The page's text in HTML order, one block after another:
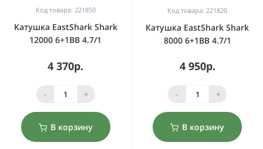
Код товара: 221850
Катушка EastShark Shark
12000 6+1BB 4.7/1
4 370р.
- +
В корзину
Код товара: 221820
Катушка EastShark Shark
8000 6+1BB 4.7/1
4 950р.
- +
В корзину